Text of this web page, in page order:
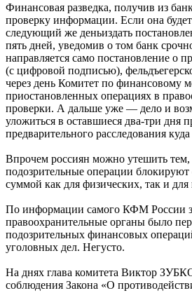
Финансовая разведка, получив из
проверку информации. Если она
следующий же деньиздать
пять дней, уведомив о том банк
направляется само постановление о
(с цифровой подписью),
через день Комитет по финансовому
приостановленных операциях в
проверки. А дальше уже — дело и
уложиться в оставшиеся два-три дня
предварительного расследования
Впрочем россиян можно утешить
подозрительные операции
суммой как для физических, так и
По информации самого КФМ России
правоохранительные органы было
подозрительных финансовых
уголовных дел. Негусто.
На днях глава комитета Виктор
соблюдения Закона «О